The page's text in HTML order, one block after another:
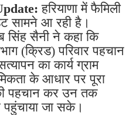
हरियाणा में फैमिली
सामने आ रही है।
सिंह सैनी ने कहा कि
(क्रिड) परिवार पहचान
का कार्य ग्राम
के आधार पर पूरा
पहचान कर उन तक
जा सके।